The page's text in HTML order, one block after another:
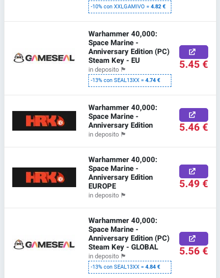
-10% con XXLGAMIVO =4.82 €
Warhammer 40,000:
Space Marine -
Anniversary Edition (PC)
Steam Key - EU
in deposito 🏴
-13% con SEAL13XX =4.74 €
5.45 €
Warhammer 40,000:
Space Marine -
Anniversary Edition
in deposito 🏴 5.46 €
Warhammer 40,000:
Space Marine -
Anniversary Edition
EUROPE
in deposito 🏴
5.49 €
Warhammer 40,000:
Space Marine -
Anniversary Edition (PC)
Steam Key - GLOBAL
in deposito 🏴
-13% con SEAL13XX =4.84 €
5.56 €